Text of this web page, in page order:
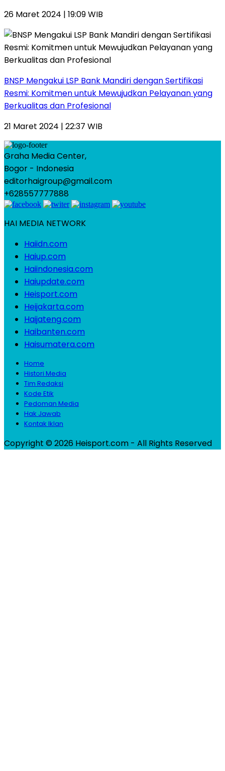
26 Maret 2024 | 19:09 WIB
BNSP Mengakui LSP Bank Mandiri dengan Sertifikasi
Resmi: Komitmen untuk Mewujudkan Pelayanan yang
Berkualitas dan Profesional
21 Maret 2024 | 22:37 WIB
Graha Media Center,
Bogor - Indonesia
editorhaigroup@gmail.com
+628557777888
HAI MEDIA NETWORK
Haiidn.com
Haiup.com
Haiindonesia.com
Haiupdate.com
Heisport.com
Heijakarta.com
Haijateng.com
Haibanten.com
Haisumatera.com
Home
Histori Media
Tim Redaksi
Kode Etik
Pedoman Media
Hak Jawab
Kontak Iklan
Copyright © 2026 Heisport.com - All Rights Reserved